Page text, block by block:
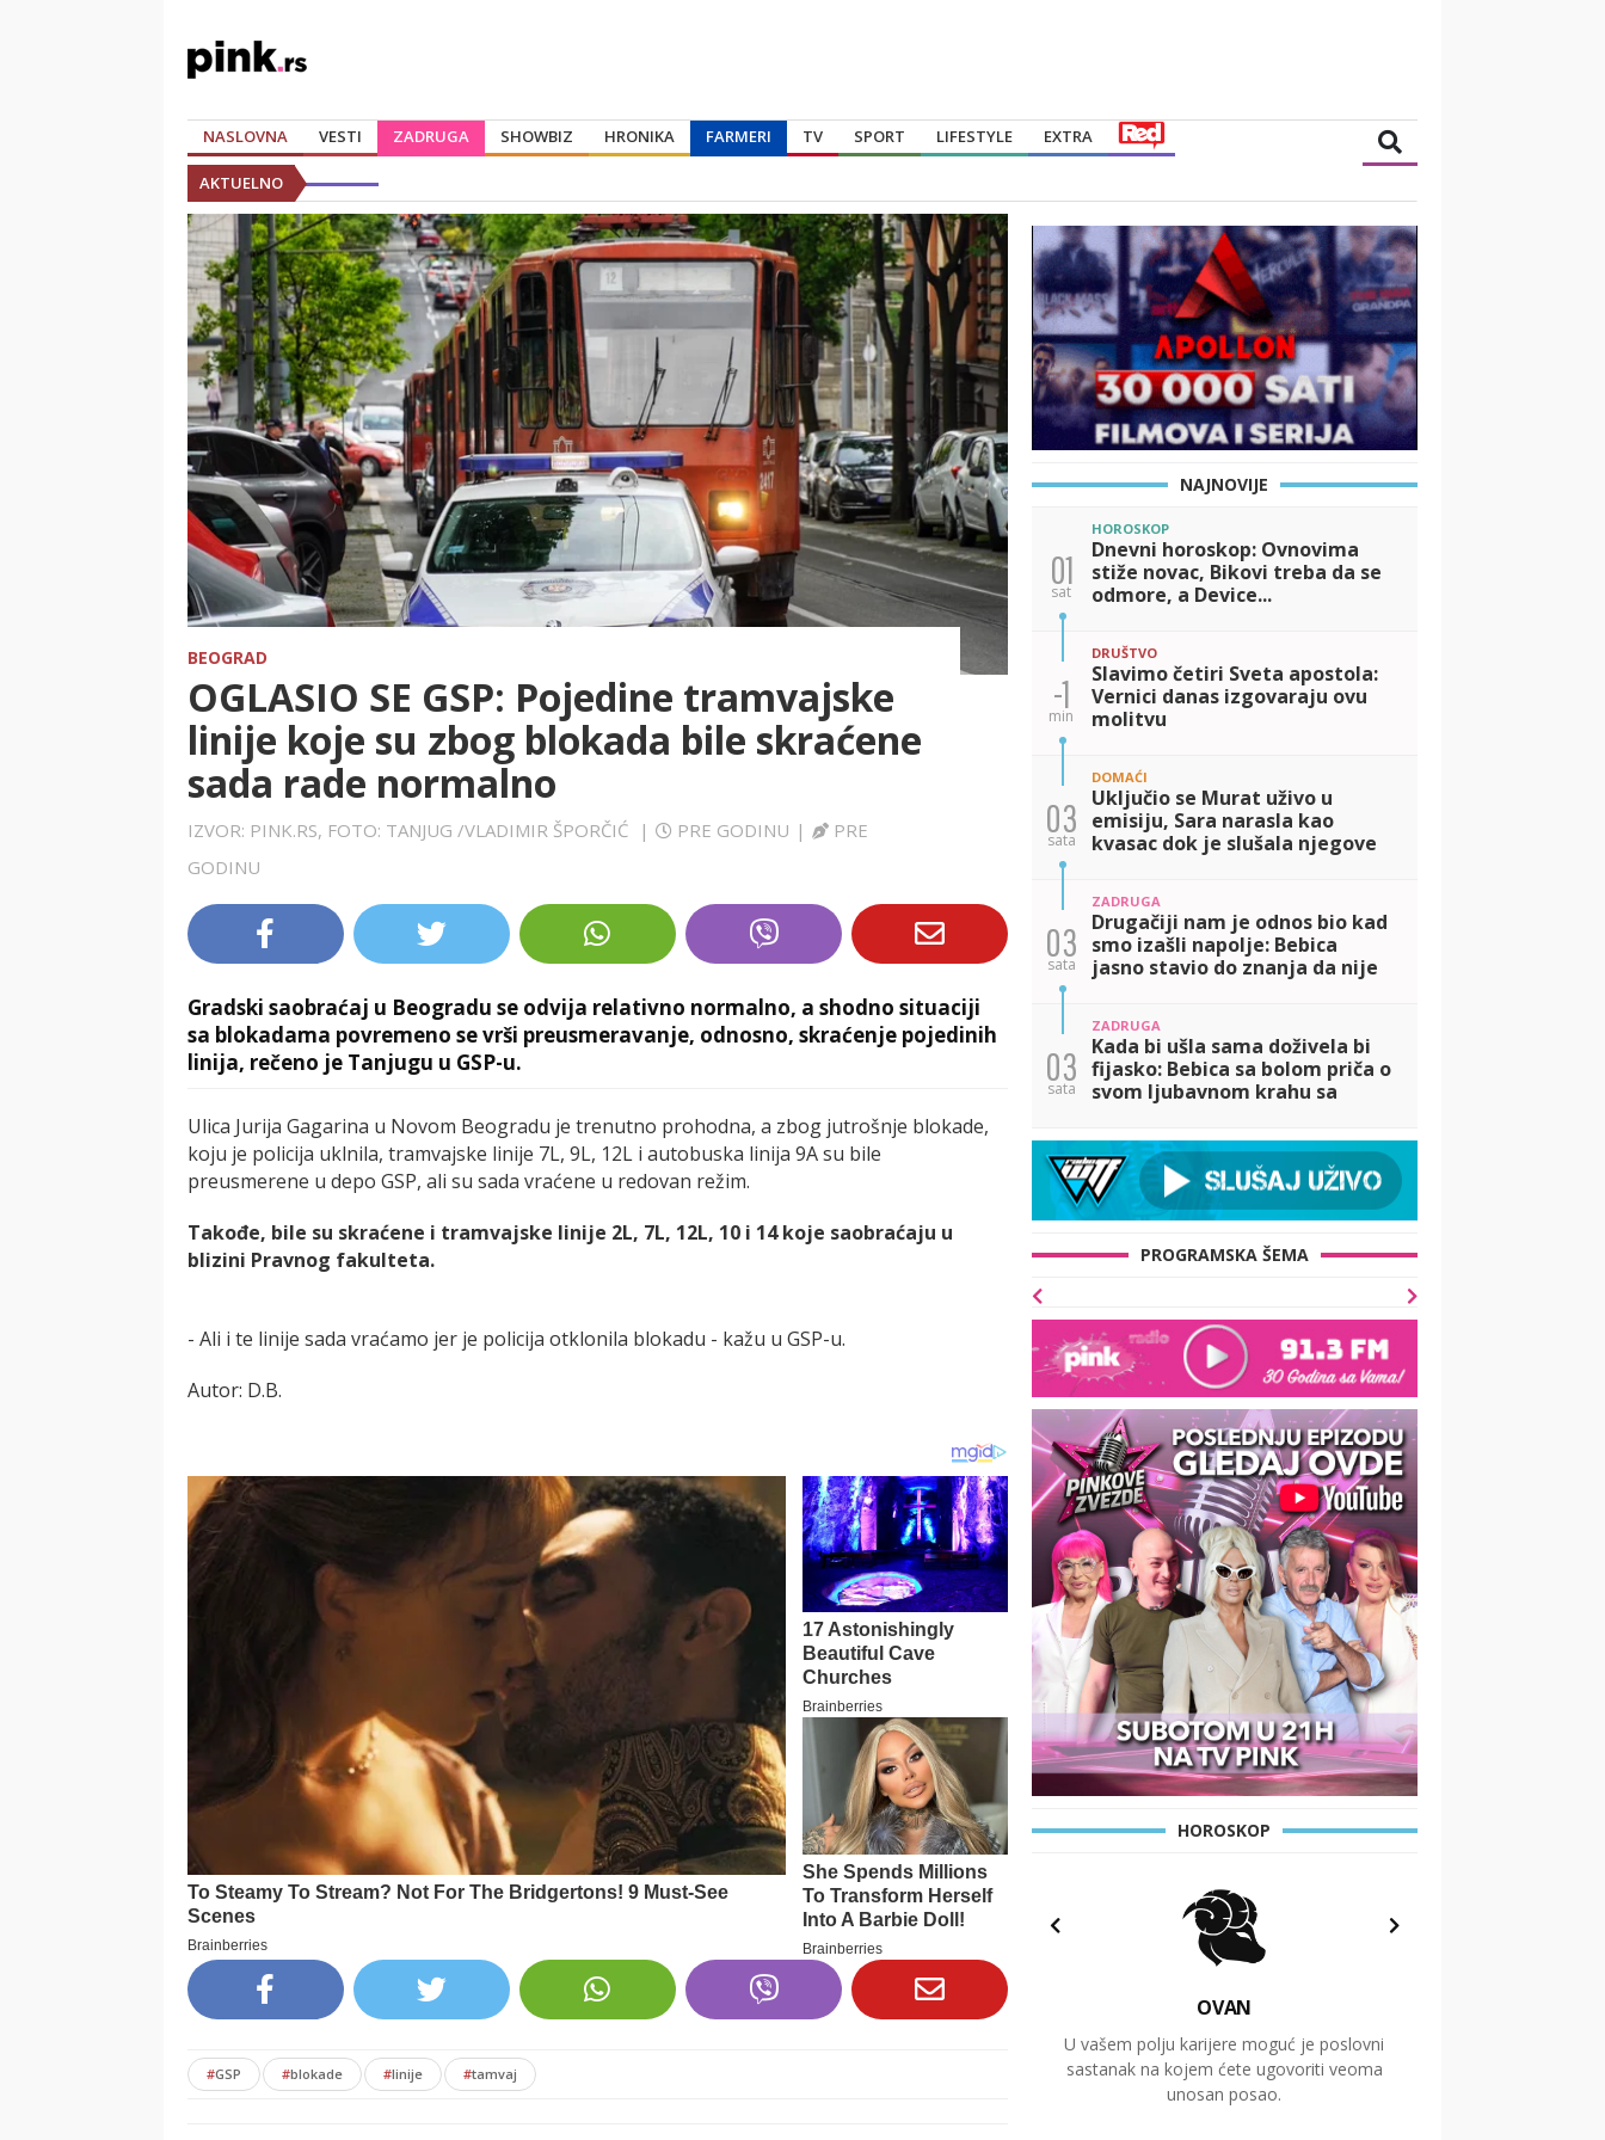
NASLOVNA VESTI ZADRUGA SHOWBIZ HRONIKA FARMERI TV SPORT LIFESTYLE EXTRA
AKTUELNO
BEOGRAD
OGLASIO SE GSP: Pojedine tramvajske
linije koje su zbog blokada bile skraćene
sada rade normalno
IZVOR: PINK.RS, FOTO: TANJUG /VLADIMIR ŠPORČIĆ | PRE GODINU |
PRE
GODINU
Gradski saobraćaj u Beogradu se odvija relativno normalno, a shodno situaciji
sa blokadama povremeno se vrši preusmeravanje, odnosno, skraćenje pojedinih
linija, rečeno je Tanjugu u GSP-u.
Ulica Jurija Gagarina u Novom Beogradu je trenutno prohodna, a zbog jutrošnje blokade,
koju je policija uklnila, tramvajske linije 7L, 9L, 12L i autobuska linija 9A su bile
preusmerene u depo GSP, ali su sada vraćene u redovan režim.
Takođe, bile su skraćene i tramvajske linije 2L, 7L, 12L, 10 i 14 koje saobraćaju u
blizini Pravnog fakulteta.
- Ali i te linije sada vraćamo jer je policija otklonila blokadu - kažu u GSP-u.
Autor: D.B.
#GSP #blokade #linije #tamvaj
NAJNOVIJE
01
sat
HOROSKOP
Dnevni horoskop: Ovnovima
stiže novac, Bikovi treba da se
odmore, a Device...
-1
min
DRUŠTVO
Slavimo četiri Sveta apostola:
Vernici danas izgovaraju ovu
molitvu
03
sata
DOMAĆI
Uključio se Murat uživo u
emisiju, Sara narasla kao
kvasac dok je slušala njegove
03
sata
ZADRUGA
Drugačiji nam je odnos bio kad
smo izašli napolje: Bebica
jasno stavio do znanja da nije
proverdene s
03
sata
ZADRUGA
Kada bi ušla sama doživela bi
fijasko: Bebica sa bolom priča o
svom ljubavnom krahu sa
bi poželeo za ćerku svog sina! (
PROGRAMSKA ŠEMA
HOROSKOP
OVAN
U vašem polju karijere moguć je poslovni
sastanak na kojem ćete ugovoriti veoma
unosan posao.